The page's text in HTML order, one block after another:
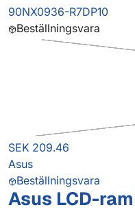
90NX0936-R7DP10
Beställningsvara
SEK 209.46
Asus
Beställningsvara
Asus LCD-